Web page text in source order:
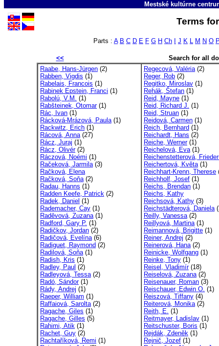
Mestské kultúrne
Terms
Parts : A B C D E F G H Ch J K L M N O
<<
Search for all
Raabe, Hans-Jürgen (2)
Rabben, Vigdis (1)
Rabelais, Francois (1)
Rabinek Epstein, Franci (1)
Rabolú, V.M. (1)
Rabšteinek, Otomar(1)
Rác, Ivan (1)
Rácková-Mrázová, Paula(1)
Rackwitz, Erich (1)
Rácová, Anna(27)
Rácz, Juraj (1)
Rácz, Olivér(2)
Ráczová, Noémi (1)
Račeková, Jarmila(3)
Račková, Elena
Račková, Soňa(2)
Radau, Hanns (1)
Radden Keefe, Patrick (2)
Radek, Daniel (1)
Rademacher, Cay (1)
Raděvová, Zuzana(1)
Radford, Gary P. (1)
Radičkov, Jordan (2)
Radičová, Evelína(6)
Radiguet, Raymond (2)
Radilová, Soňa(1)
Radish, Kris (1)
Radley, Paul (2)
Radleyová, Tessa(2)
Radó, Sándor(1)
Rády, Andrej (1)
Raeper, William (1)
Raffaiová, Sarolta(2)
Ragache, Giles (1)
Ragache, Gilles (5)
Rahimi, Atik (1)
Rachet, Guy (2)
Rachtaříková, Remi (1)
Regecová, Valéria(2)
Reger, Rob (2)
Regitko, Miroslav (1)
Rehák, Štefan (1)
Reid, Mayne (1)
Reid, Richard J. (1)
Reid, Struan (1)
Reidová, Carmen (1)
Reich, Bernhard (1)
Reichardt, Hans (2)
Reiche, Werner(1)
Reichelová, Eva(1)
Reichenstetterová,
Reichertová, Květa(1)
Reichhart-Krenn, Therese
Reichholf, Josef (1)
Reichs, Brendan (1)
Reichs, Kathy
Reichsová, Kathy (3)
Reichstädterová, Daniela
Reilly, Vanessa(2)
Reillyová, Martina(1)
Reimannová, Brigitte (1)
Reiner, Andrej (2)
Reinerová, Hana(2)
Reinicke, Wolfgang (1)
Reinke, Tony (1)
Reisel, Vladimír(18)
Reiselová, Zuzana(2)
Reisenauer, Roman (3)
Reischauer, Edwin O. (1)
Reiszová, Tiffany (4)
Reiterová, Monika(2)
Reith, E. (1)
Reitmayer, Ladislav (1)
Reitschuster, Boris (1)
Rejdák, Zdeněk (1)
Rejnič, Jozef (1)